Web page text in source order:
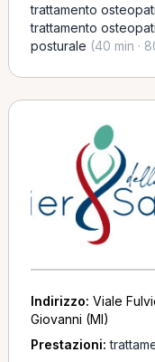
trattamento
trattamento
posturale (40 min ·
Indirizzo: Viale
Giovanni (MI)
Prestazioni: